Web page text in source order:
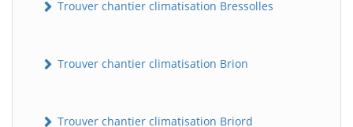
Trouver chantier climatisation Bressolles
Trouver chantier climatisation Brion
Trouver chantier climatisation Briord